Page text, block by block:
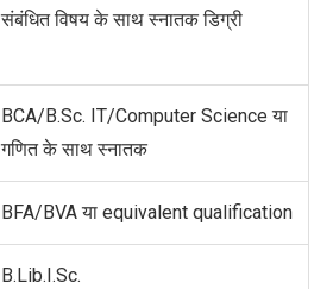
संबंधित विषय के साथ स्नातक डिग्री
BCA/B.Sc. IT/Computer Science या
गणित के साथ स्नातक
BFA/BVA या equivalent qualification
B.Lib.I.Sc.